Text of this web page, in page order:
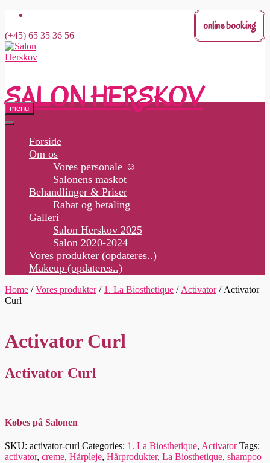
Skip
content
online booking
(+45) 65 35 36 56
SALON HERSKOV
menu
Forside
Om os
Vores personale ☺
Salonens maskot
Behandlinger & Priser
Rabat og betaling
Galleri
Salon Herskov 2025
Salon 2020-2024
Vores produkter (opdateres..)
Makeup (opdateres..)
Home /Vores produkter/ 1. La Biosthetique / Activator/ Activator
Curl
Activator Curl
Activator Curl
Købes på Salonen
SKU: activator-curl Categories: 1. La Biosthetique, Activator Tags:
activator, creme, Hårpleje, Hårprodukter, La Biosthetique, shampoo